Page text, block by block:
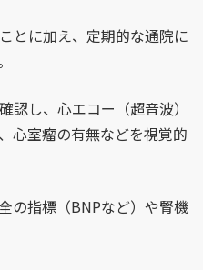
とに加え、定期的な通院に
認し、心エコー（超音波）
心室瘤の有無などを視覚的
の指標（BNPなど）や腎機